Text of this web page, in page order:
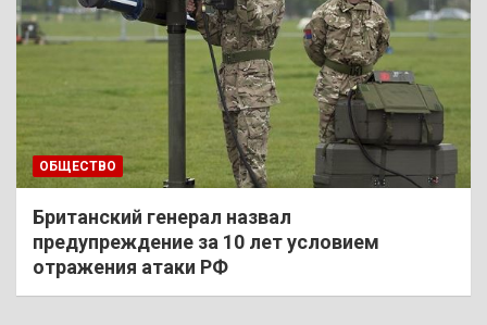
ОБЩЕСТВО
Британский генерал назвал
предупреждение за 10 лет условием
отражения атаки РФ